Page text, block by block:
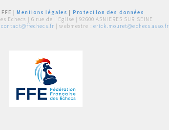
|Mentions légales
Protection des données
Echecs | 6 rue de l'Eglise | 92600 ASNIERES SUR SEINE
contact@ffechecs.fr | webmestre : erick.mouret@echecs.asso.fr